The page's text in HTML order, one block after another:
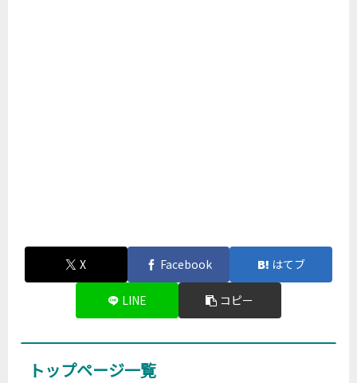
X Facebook はてブ
LINE コピー
トップページ一覧